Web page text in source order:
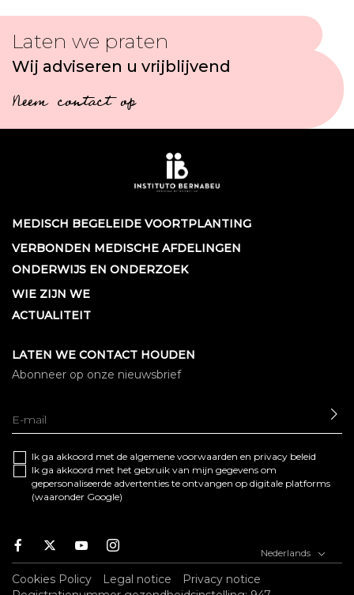
Laten we praten
Wij adviseren u vrijblijvend
Neem contact op
MEDISCH BEGELEIDE VOORTPLANTING
VERBONDEN MEDISCHE AFDELINGEN
ONDERWIJS EN ONDERZOEK
WIE ZIJN WE
ACTUALITEIT
LATEN WE CONTACT HOUDEN
Abonneer op onze nieuwsbrief
Ik ga akkoord met de algemene voorwaarden en privacy beleid
Ik ga akkoord met het gebruik van mijn gegevens om
gepersonaliseerde advertenties te ontvangen op digitale platforms
(waaronder Google)
Facebook
TwitterYoutubeInstagram Nederlands
Cookies Policy Legal notice
Privacy notice